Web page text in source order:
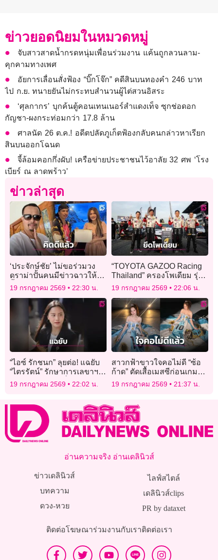
ข่าวยอดนิยมในหมวดหมู่
จับสาวสาดน้ำกรดหนุ่มเพื่อนร่วมงาน แค้นถูกลวนลาม-
คุกคามทางเพศ
อัยการเลื่อนสั่งฟ้อง “บิ๊กโจ๊ก” คดีสินบนทองคำ 246 บาท
ไป ก.ย. ทนายยันไม่กระทบสำนวนผู้ไต่สวนอิสระ
‘ศุลกากร’ บุกค้นตู้คอนเทนเนอร์สำแดงเท็จ ซุกช่อดอก
กัญชา-ผงกระท่อมกว่า 17.8 ล้าน
ศาลนัด 26 ต.ค.! อดีตปลัดภูเก็ตฟ้องกลับคนกล่าวหาเรียก
สินบนออกโฉนด
จี้ล้อมคอกกึ่งผับ! เครือข่ายประชาชนไว้อาลัย 32 ศพ ‘โรง
เบียร์ ณ ลาดพร้าว’
ข่าวล่าสุด
‘ประจักษ์ชัย’ ไม่ขอร่วมวง
ดราม่าปั้นคนมีข่าวฉาวให้ดัง
ย้ำคิดดีแล้ว! ไม่ได้อยากหา
แสงอย่างเดียว
19 กรกฎาคม 2569 22:30 น.
“TOYOTA GAZOO Racing
Thailand” ครองโพเดียม รุ่น
TC2 และ Overall ศึก “RAAT
Thailand Endurance 2026”
19 กรกฎาคม 2569 22:06 น.
“ไอซ์ รักชนก” ลุยต่อ! แฉยับ
“ไตรรัตน์” รักษาการเลขาฯ
กสทช. ยาว 6 ปี ลั่นรายต่อไป
ต้องโดนเช็กบิล
19 กรกฎาคม 2569 22:02 น.
สาวกฟ้าขาวใจคอไม่ดี “ซ้อ
ก้าด” ตัดเสื้อเมสซีก่อนเกมชิง
ดำบอลโลก
19 กรกฎาคม 2569 21:37 น.
อ่านความจริง อ่านเดลินิวส์
ข่าวเดลินิวส์
บทความ
ดวง-หวย
ไลฟ์สไตล์
เดลินิวส์clips
PR by dataxet
ติดต่อโฆษณาร่วมงานกับเราติดต่อเรา